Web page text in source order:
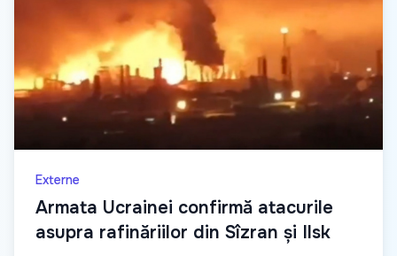
Externe
Armata Ucrainei confirmă atacurile
asupra rafinăriilor din Sîzran și Ilsk